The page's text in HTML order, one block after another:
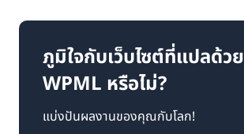
ภูมิใจกับเว็บไซต์ที่แปลด้วย
WPML หรือไม่?
แบ่งปันผลงานของคุณกับโลก!